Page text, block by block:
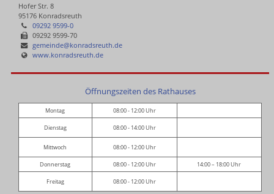
Hofer Str. 8
95176 Konradsreuth
09292 9599-0
09292 9599-70
gemeinde@konradsreuth.de
www.konradsreuth.de
Öffnungszeiten des Rathauses
Montag 08:00 - 12:00 Uhr
Dienstag 08:00 - 14:00 Uhr
Mittwoch 08:00 - 12:00 Uhr
Donnerstag 08:00 - 12:00 Uhr 14:00 – 18:00 Uhr
Freitag 08:00 - 12:00 Uhr